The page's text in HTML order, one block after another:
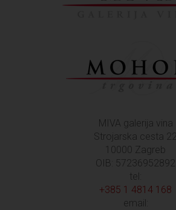
MIVA galerija vina
Strojarska cesta 22
10000 Zagreb
OIB: 57236952892
tel:
+385 1 4814 168
email: